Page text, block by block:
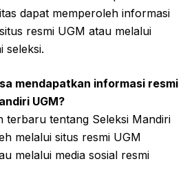
dapat memperoleh informasi
resmi UGM atau melalui
seleksi.
mendapatkan informasi resmi
UGM?
terbaru tentang Seleksi Mandiri
melalui situs resmi UGM
melalui media sosial resmi